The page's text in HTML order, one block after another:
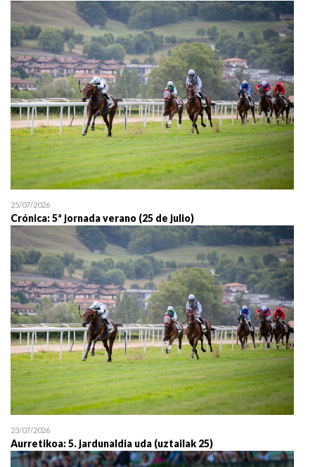
25/07/2026
Crónica: 5ª jornada verano (25 de julio)
23/07/2026
Aurretikoa: 5. jardunaldia uda (uztailak 25)